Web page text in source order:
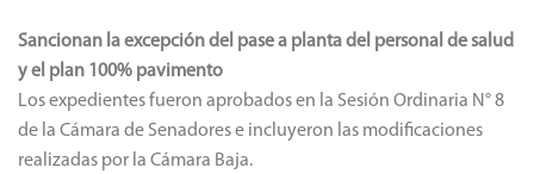
Sancionan la excepción del pase a planta del personal de salud
y el plan 100% pavimento
Los expedientes fueron aprobados en la Sesión Ordinaria N° 8
de la Cámara de Senadores e incluyeron las modificaciones
realizadas por la Cámara Baja.